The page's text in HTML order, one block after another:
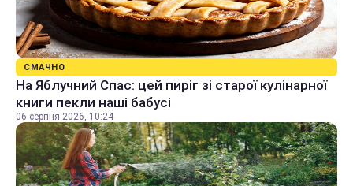
СМАЧНО
На Яблучний Спас: цей пиріг зі старої кулінарної
книги пекли наші бабусі
06 серпня 2026, 10:24